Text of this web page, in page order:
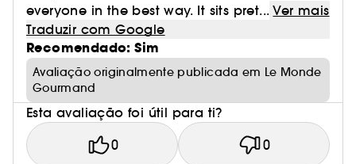
everyone in the best way. It sits pret... Ver mais
Traduzir com Google
Recomendado: Sim
Avaliação originalmente publicada em Le Monde
Gourmand
Esta avaliação foi útil para ti?
0 0